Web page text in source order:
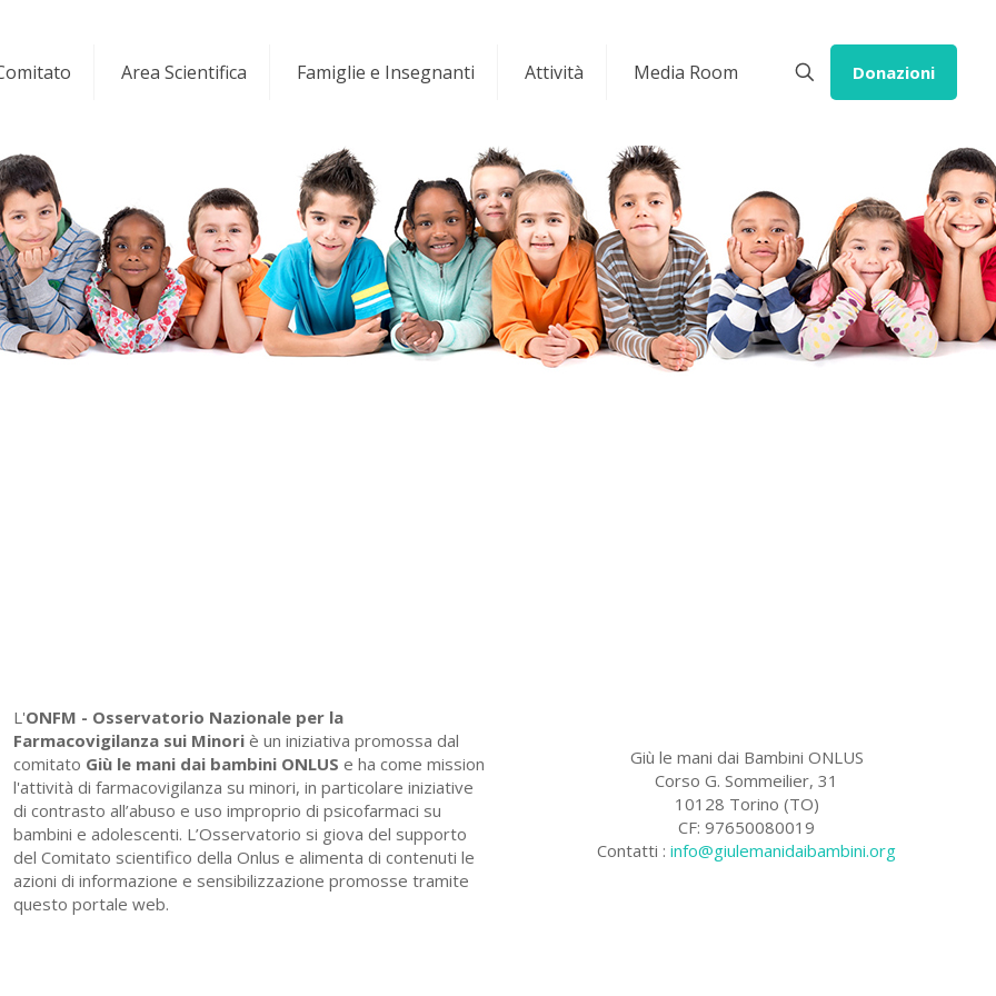
Area Scientifica Famiglie e Insegnanti Attività Media Room Donazioni
L'ONFM - Osservatorio Nazionale per la
Farmacovigilanza sui Minori è un iniziativa promossa dal
comitato Giù le mani dai bambini ONLUS e ha come mission
l'attività di farmacovigilanza su minori, in particolare iniziative
di contrasto all’abuso e uso improprio di psicofarmaci su
bambini e adolescenti. L’Osservatorio si giova del supporto
del Comitato scientifico della Onlus e alimenta di contenuti le
azioni di informazione e sensibilizzazione promosse tramite
questo portale web.
Giù le mani dai Bambini ONLUS
Corso G. Sommeilier, 31
10128 Torino (TO)
CF: 97650080019
Contatti :info@giulemanidaibambini.org